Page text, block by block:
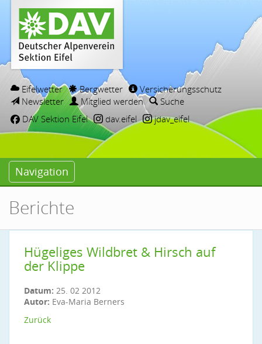
Eifelwetter Bergwetter
Versicherungsschutz
Newsletter
Mitglied werden
Suche
DAV Sektion Eifel
dav.eifel jdav_eifel
Navigation
Berichte
Hügeliges Wildbret & Hirsch auf
der Klippe
Datum: 25. 02 2012
Autor: Eva-Maria Berners
Zurück